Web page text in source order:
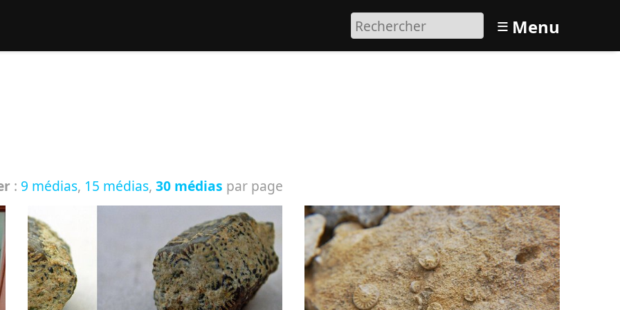
≡ Menu
: 9 médias, 15 médias, 30 médias par page